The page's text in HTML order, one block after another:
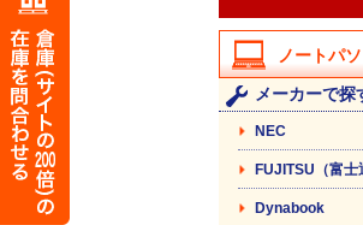
メーカーで探
NEC
FUJITSU（富士
Dynabook